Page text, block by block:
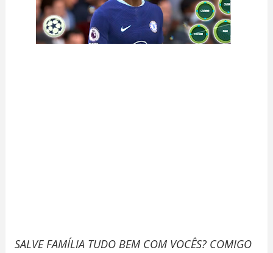
SALVE FAMÍLIA TUDO BEM COM VOCÊS? COMIGO